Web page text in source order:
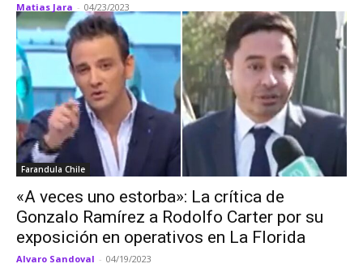
Matias Jara - 04/23/2023
Farandula Chile
«A veces uno estorba»: La crítica de
Gonzalo Ramírez a Rodolfo Carter por su
exposición en operativos en La Florida
Alvaro Sandoval - 04/19/2023